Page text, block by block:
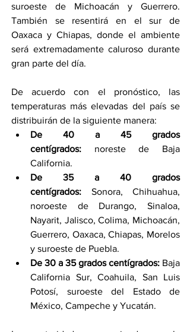
suroeste de Michoacán y Guerrero.
También se resentirá en el sur de
Oaxaca y Chiapas, donde el ambiente
será extremadamente caluroso durante
gran parte del día.
De acuerdo con el pronóstico, las
temperaturas más elevadas del país se
distribuirán de la siguiente manera:
De 40 a 45 grados
centígrados: noreste de Baja
California.
De 35 a 40 grados
centígrados: Sonora, Chihuahua,
noroeste de Durango, Sinaloa,
Nayarit, Jalisco, Colima, Michoacán,
Guerrero, Oaxaca, Chiapas, Morelos
y suroeste de Puebla.
De 30 a 35 grados centígrados: Baja
California Sur, Coahuila, San Luis
Potosí, suroeste del Estado de
México, Campeche y Yucatán.